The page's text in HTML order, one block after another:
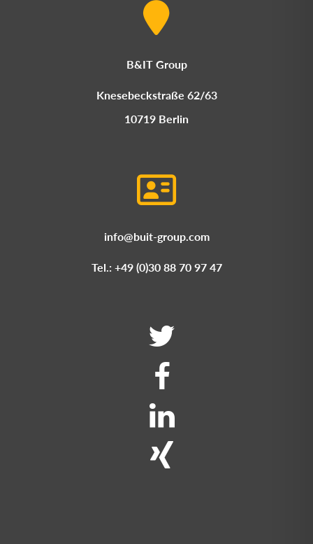
B&IT Group
Knesebeckstraße 62/63
10719 Berlin
info@buit-group.com
Tel.: +49 (0)30 88 70 97 47